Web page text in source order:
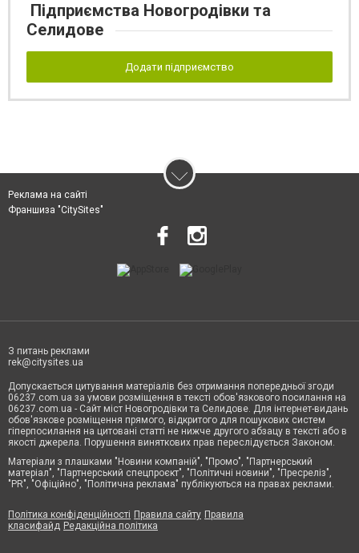
Підприємства Новогродівки та
Селидове
Додати підприємство
Реклама на сайті
Франшиза "CitySites"
З питань реклами
rek@citysites.ua
Допускається цитування матеріалів без отримання попередньої згоди
06237.com.ua за умови розміщення в тексті обов'язкового посилання на
06237.com.ua - Сайт міст Новогродівки та Селидове. Для інтернет-видань
обов'язкове розміщення прямого, відкритого для пошукових систем
гіперпосилання на цитовані статті не нижче другого абзацу в тексті або в
якості джерела. Порушення виняткових прав переслідується Законом.
Матеріали з плашками "Новини компаній", "Промо", "Партнерський
матеріал", "Партнерський спецпроєкт", "Політичні новини", "Пресреліз",
"PR", "Офіційно", "Політична реклама" публікуються на правах реклами.
Політика конфіденційності Правила сайту Правила
класифайд Редакційна політика